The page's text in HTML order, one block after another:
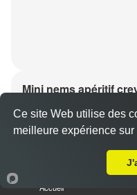
Mini nems apéritif
Dès5.00 €
Accueil
Ce site Web utilise des
meilleure expérience